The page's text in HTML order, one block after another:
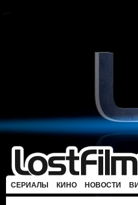
СЕРИАЛЫ КИНО НОВОСТИ